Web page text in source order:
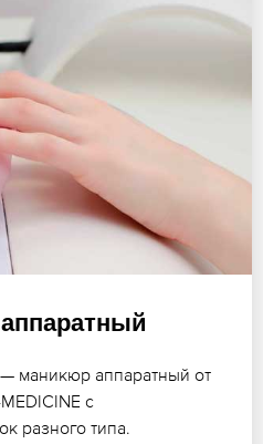
маникюр аппаратный от
с
разного типа.